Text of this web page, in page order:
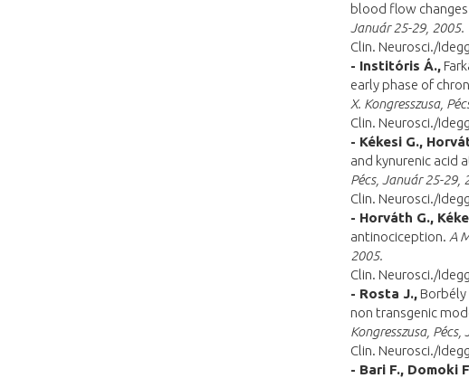
blood flow
Január 25-29, 2005.
Clin. Neurosci./
- Institóris Á.,
early phase of
X. Kongresszusa,
Clin. Neurosci./
- Kékesi G.,
and kynurenic acid
Pécs, Január 25-29,
Clin. Neurosci./
- Horváth G.,
antinociception. A
2005.
Clin. Neurosci./
- Rosta J., Borbély
non transgenic
Kongresszusa,
Clin. Neurosci./
- Bari F., Domoki